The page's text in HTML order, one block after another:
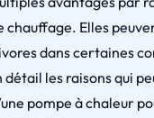
chauffage. Elles
dans certaines
les raisons qui
pompe à chaleur